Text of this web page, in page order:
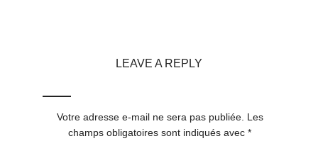
LEAVE A REPLY
Votre adresse e-mail ne sera pas publiée. Les
champs obligatoires sont indiqués avec*